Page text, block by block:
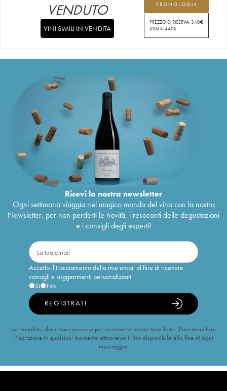
CRONOLOGIA
PREZZO DI RISERVA:340€
STIMA:440€
VENDUTO
VINI SIMILI IN VENDITA
Ricevi la nostra newsletter
Ogni settimana viaggia nel magico mondo del vino con la nostra
Newsletter, per non perderti le novità, i resoconti delle degustazioni
e i consigli degli esperti!
Accetto il tracciamento delle mie email al fine di ricevere
consigli e suggerimenti personalizzati
Sì
No
REGISTRATI
Iscrivendoti, dai il tuo consenso per ricevere le nostre newsletter. Puoi annullare
l’iscrizione in qualsiasi momento attraverso il link disponibile alla fine di ogni
messaggio.